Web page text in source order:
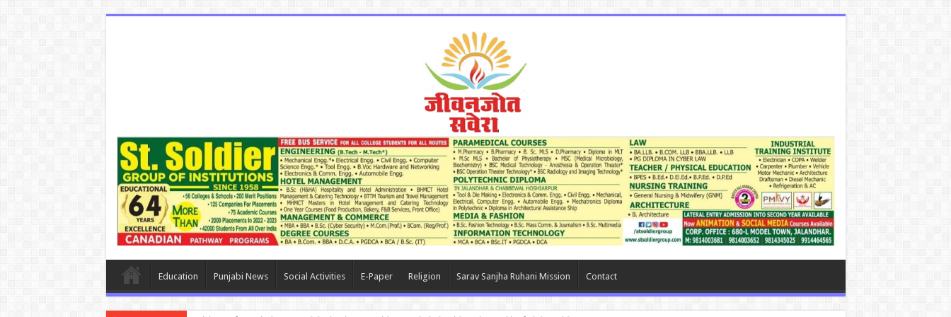
Education Punjabi News Social Activities E-Paper Religion Sarav Sanjha Ruhani Mission Contact